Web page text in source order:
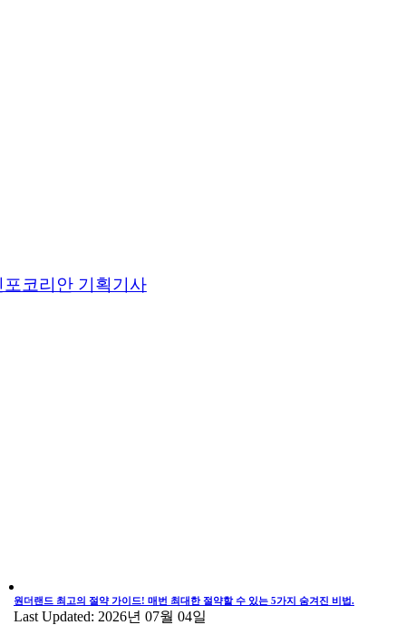
포코리안 기획기사
원더랜드 최고의 절약 가이드! 매번 최대한 절약할 수 있는 5가지 숨겨진 비법.
Last Updated: 2026년 07월 04일